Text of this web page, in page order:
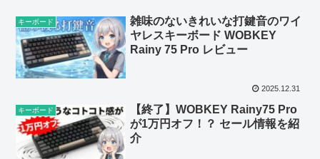
キーボード
雑味のないきれいな打鍵音のワイ
ヤレスキーボード WOBKEY
Rainy 75 Pro レビュー
2025.12.31
キーボード
【終了】WOBKEY Rainy75 Pro
が1万円オフ！？ セール情報を紹
介